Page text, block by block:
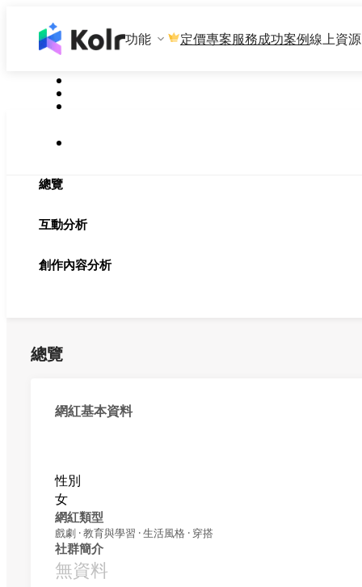
功能 定價專案服務成功案例線上資源
總覽
互動分析
創作內容分析
總覽
網紅基本資料
性別
女
網紅類型
戲劇 · 教育與學習 · 生活風格 · 穿搭
社群簡介
無資料